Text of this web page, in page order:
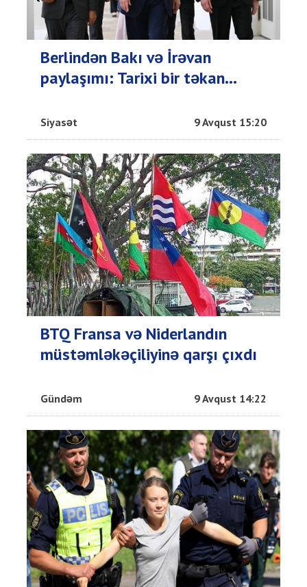
Berlindən Bakı və İrəvan
paylaşımı: Tarixi bir təkan...
Siyasət 9 Avqust 15:20
BTQ Fransa və Niderlandın
müstəmləkəçiliyinə qarşı çıxdı
Gündəm 9 Avqust 14:22